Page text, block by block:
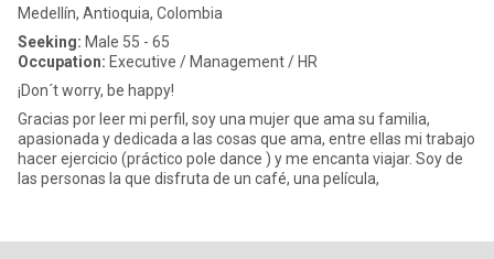
Medellín, Antioquia, Colombia
Seeking: Male 55 - 65
Occupation: Executive / Management / HR
¡Don´t worry, be happy!
Gracias por leer mi perfil, soy una mujer que ama su familia,
apasionada y dedicada a las cosas que ama, entre ellas mi trabajo
hacer ejercicio (práctico pole dance ) y me encanta viajar. Soy de
las personas la que disfruta de un café, una película,